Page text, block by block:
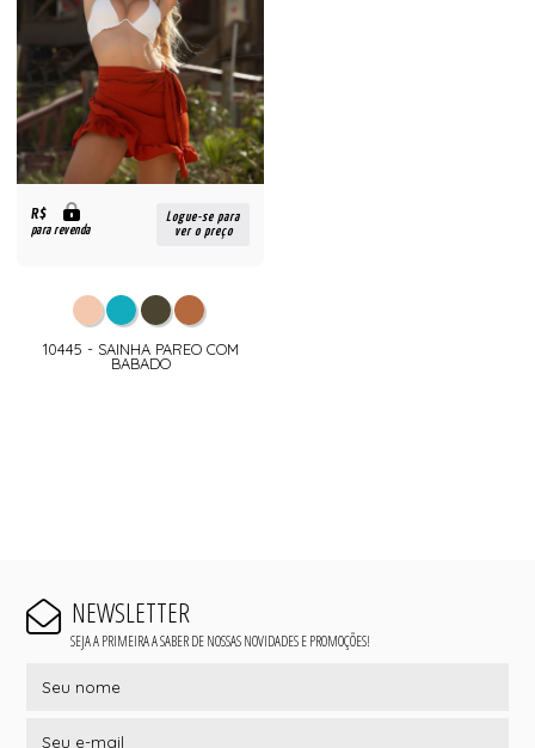
R$
para revenda
Logue-se para
ver o preço
10445 - SAINHA PAREO COM
BABADO
NEWSLETTER
SEJA A PRIMEIRA A SABER DE NOSSAS NOVIDADES E PROMOÇÕES!